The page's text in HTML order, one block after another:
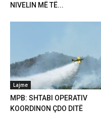
NIVELIN MË TË...
Lajme
MPB: SHTABI OPERATIV
KOORDINON ÇDO DITË